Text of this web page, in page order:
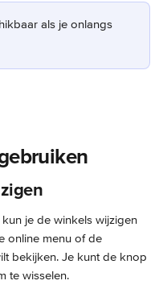
als je onlangs
je de winkels wijzigen
online menu of de
bekijken. Je kunt de knop
te wisselen.